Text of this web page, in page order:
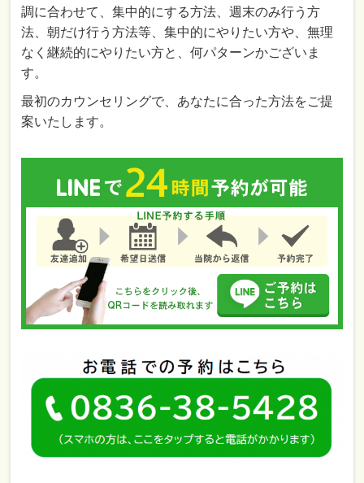
調に合わせて、集中的にする方法、週末のみ行う方
法、朝だけ行う方法等、集中的にやりたい方や、無理
なく継続的にやりたい方と、何パターンかございま
す。
最初のカウンセリングで、あなたに合った方法をご提
案いたします。